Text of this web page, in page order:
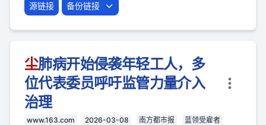
源链接 备份链接
尘肺病开始侵袭年轻工人，多
位代表委员呼吁监管力量介入
治理
www.163.com 2026-03-08 南方都市报
蓝领受雇者